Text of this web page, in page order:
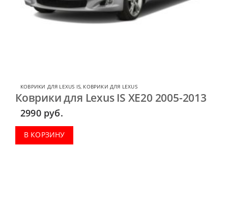
КОВРИКИ ДЛЯ LEXUS IS КОВРИКИ ДЛЯ LEXUS
Коврики для Lexus IS XE20 2005-2013
2990 руб.
В КОРЗИНУ